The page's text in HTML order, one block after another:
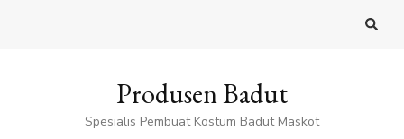
Produsen Badut
Spesialis Pembuat Kostum Badut Maskot